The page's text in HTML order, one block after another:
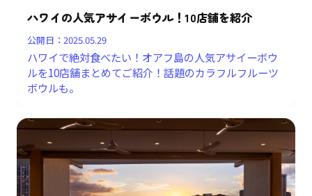
ハワイの人気アサイーボウル！10店舗を紹介
公開日：2025.05.29
ハワイで絶対食べたい！オアフ島の人気アサイーボウ
ルを10店舗まとめてご紹介！話題のカラフルフルーツ
ボウルも。